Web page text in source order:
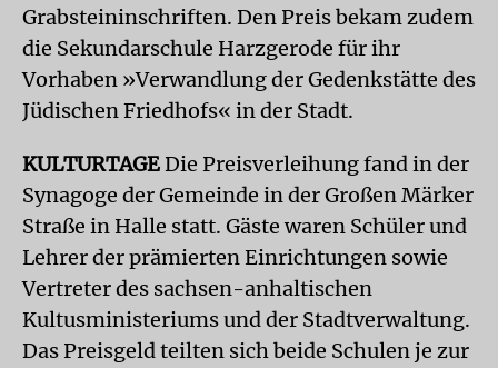
Grabsteininschriften. Den Preis bekam zudem
die Sekundarschule Harzgerode für ihr
Vorhaben »Verwandlung der Gedenkstätte des
Jüdischen Friedhofs« in der Stadt.
KULTURTAGEDie Preisverleihung fand in der
Synagoge der Gemeinde in der Großen Märker
Straße in Halle statt. Gäste waren Schüler und
Lehrer der prämierten Einrichtungen sowie
Vertreter des sachsen-anhaltischen
Kultusministeriums und der Stadtverwaltung.
Das Preisgeld teilten sich beide Schulen je zur